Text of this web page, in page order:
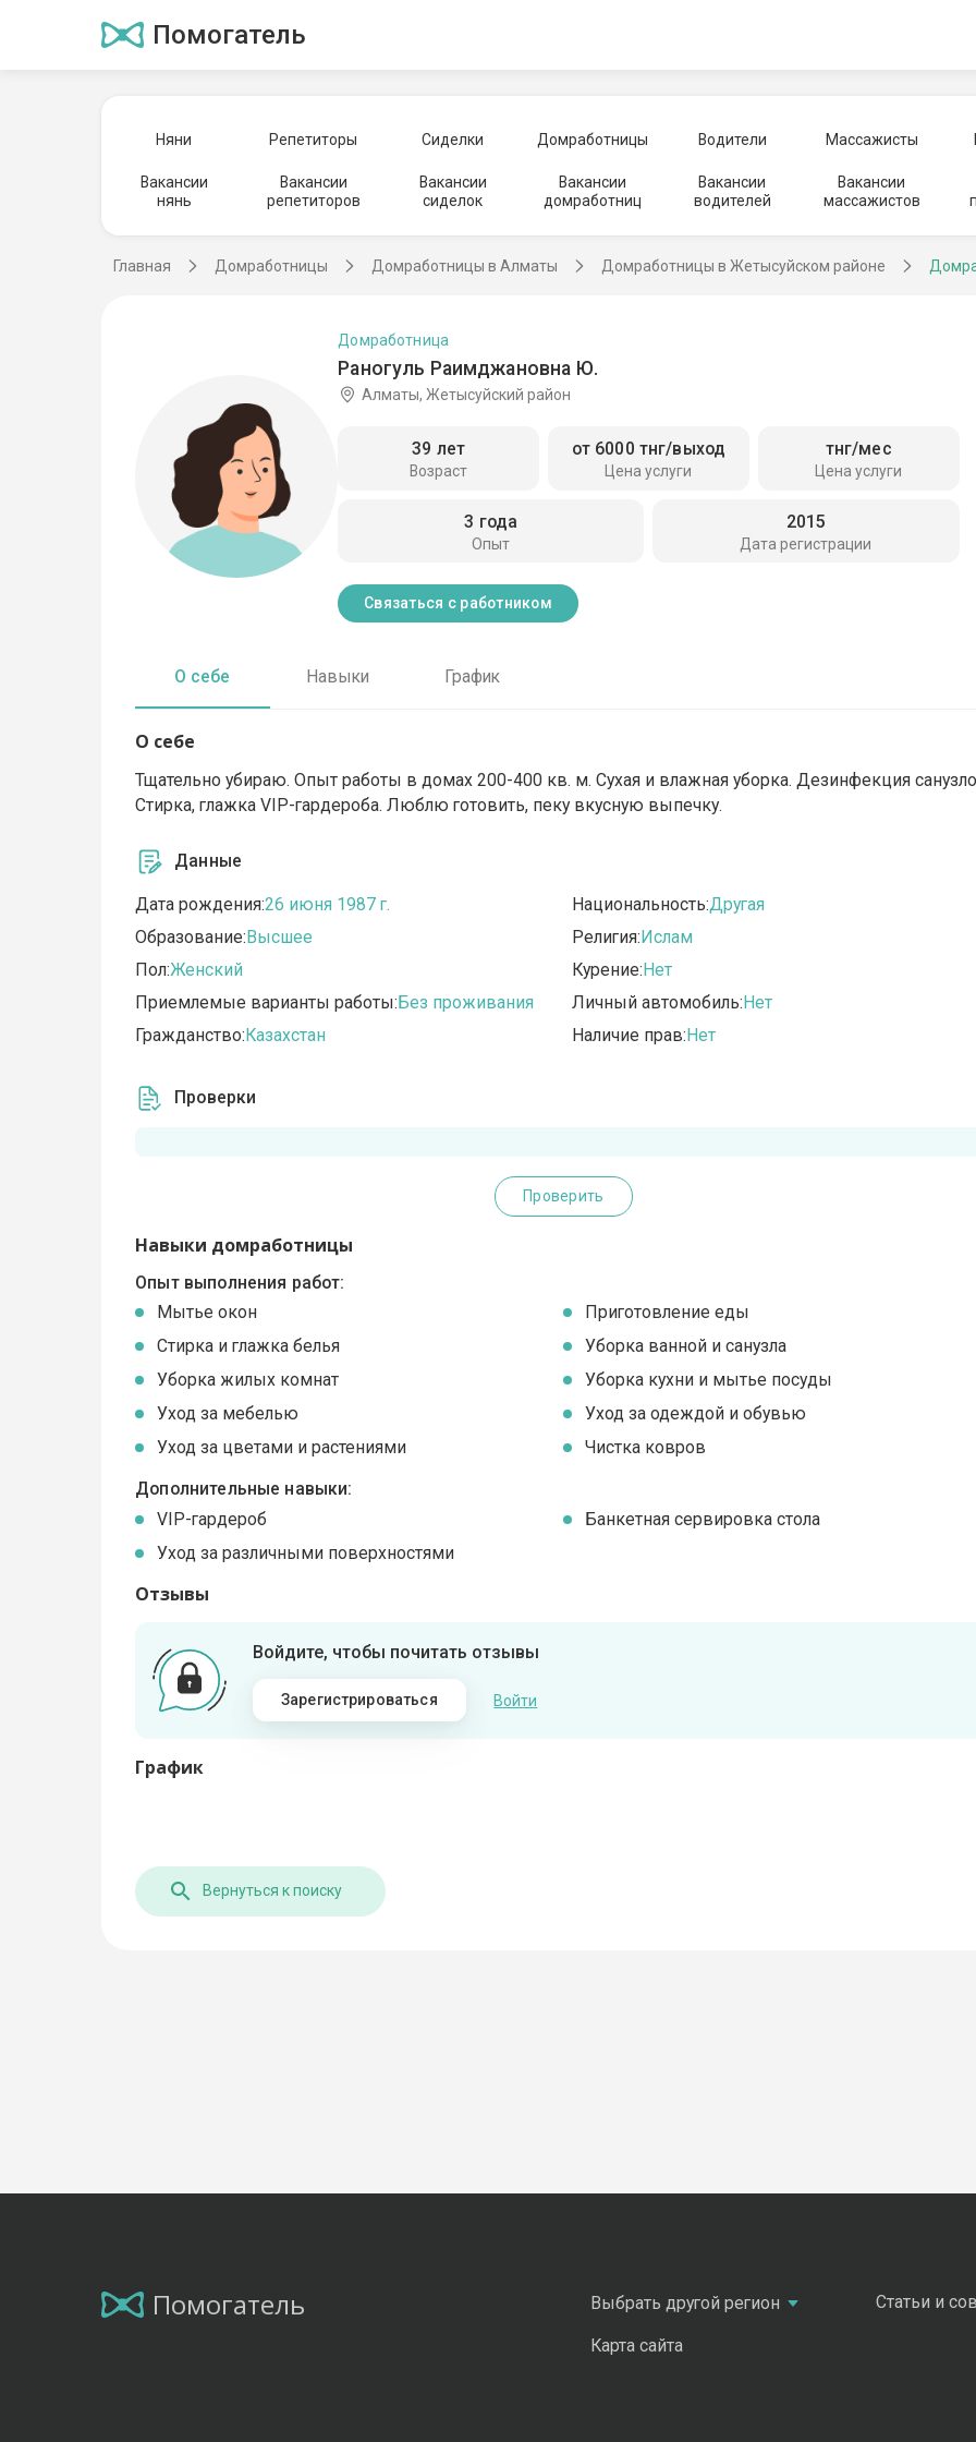
Помогатель
Няни Репетиторы Сиделки Домработницы Водители Массажисты
Вакансии
нянь
Вакансии
репетиторов
Вакансии
сиделок
Вакансии
домработниц
Вакансии
водителей
Вакансии
массажистов
Главная Домработницы Домработницы в Алматы Домработницы в Жетысуйском районе
Раногуль Раимджановна Ю.
Домработница
Алматы, Жетысуйский район
Возраст
39 лет
Цена услуги
от 6000 тнг/выход
Цена услуги
тнг/мес
Опыт
3 года
Дата регистрации
2015
Связаться с работником
О себе Навыки График
О себе
Тщательно убираю. Опыт работы в домах 200-400 кв. м. Сухая и влажная уборка. Дезинфекция
Стирка, глажка VIP-гардероба. Люблю готовить, пеку вкусную выпечку.
Данные
Дата рождения:26 июня 1987 г.
Образование:Высшее
Пол:Женский
Приемлемые варианты работы:Без проживания
Гражданство:Казахстан
Национальность:Другая
Религия:Ислам
Курение:Нет
Личный автомобиль:Нет
Наличие прав:Нет
Проверки
Проверить
Навыки домработницы
Опыт выполнения работ:
Мытье окон
Приготовление еды
Стирка и глажка белья
Уборка ванной и санузла
Уборка жилых комнат
Уборка кухни и мытье посуды
Уход за мебелью
Уход за одеждой и обувью
Уход за цветами и растениями
Чистка ковров
Дополнительные навыки:
VIP-гардероб
Банкетная сервировка стола
Уход за различными поверхностями
Отзывы
Войдите, чтобы почитать отзывы
Зарегистрироваться Войти
График
Вернуться к поиску
Помогатель Выбрать другой регион
Карта сайта
Статьи и